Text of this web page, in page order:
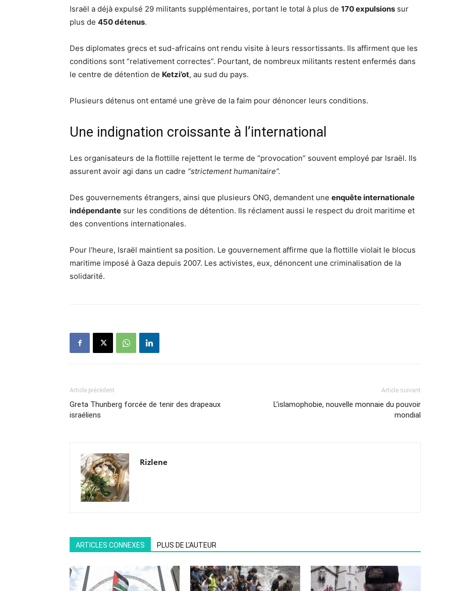
Israël a déjà expulsé 29 militants supplémentaires, portant le total à plus de 170 expulsions sur
plus de 450 détenus.
Des diplomates grecs et sud-africains ont rendu visite à leurs ressortissants. Ils affirment que les
conditions sont “relativement correctes”. Pourtant, de nombreux militants restent enfermés dans
le centre de détention de Ketzi’ot, au sud du pays.
Plusieurs détenus ont entamé une grève de la faim pour dénoncer leurs conditions.
Une indignation croissante à l’international
Les organisateurs de la flottille rejettent le terme de “provocation” souvent employé par Israël. Ils
assurent avoir agi dans un cadre “strictement humanitaire”.
Des gouvernements étrangers, ainsi que plusieurs ONG, demandent une enquête internationale
indépendante sur les conditions de détention. Ils réclament aussi le respect du droit maritime et
des conventions internationales.
Pour l’heure, Israël maintient sa position. Le gouvernement affirme que la flottille violait le blocus
maritime imposé à Gaza depuis 2007. Les activistes, eux, dénoncent une criminalisation de la
solidarité.
Article précédent
Greta Thunberg forcée de tenir des drapeaux
israéliens
Article suivant
L’islamophobie, nouvelle monnaie du pouvoir
mondial
Rizlene
ARTICLES CONNEXES PLUS DE L'AUTEUR